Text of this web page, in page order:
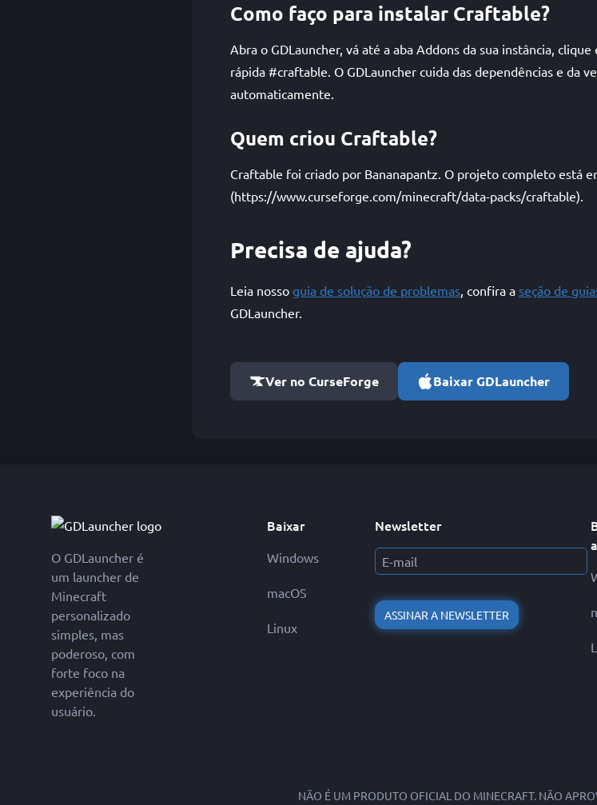
Como faço para instalar Craftable?
Abra o GDLauncher, vá até a aba Addons da sua instância,
rápida #craftable. O GDLauncher cuida das dependências e da
automaticamente.
Quem criou Craftable?
Craftable foi criado por Bananapantz. O projeto completo está
(https://www.curseforge.com/minecraft/data-packs/craftable).
Precisa de ajuda?
Leia nosso guia de solução de problemas, confira a seção de
GDLauncher.
Ver no CurseForge Baixar GDLauncher
O GDLauncher é
um launcher de
Minecraft
personalizado
simples, mas
poderoso, com
forte foco na
experiência do
usuário.
Baixar
Windows
macOS
Linux
Newsletter
ASSINAR A NEWSLETTER
NÃO É UM PRODUTO OFICIAL DO MINECRAFT. NÃO